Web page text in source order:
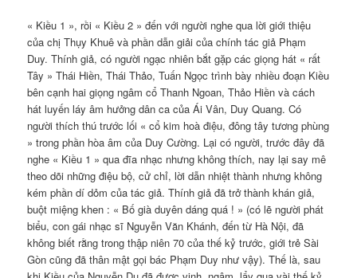
« Kiều 1 », rồi « Kiều 2 » đến với người nghe qua lời giới thiệu
của chị Thụy Khuê và phần dẫn giải của chính tác giả Phạm
Duy. Thính giả, có người ngạc nhiên bắt gặp các giọng hát « rất
Tây » Thái Hiền, Thái Thảo, Tuấn Ngọc trình bày nhiều đoạn Kiều
bên cạnh hai giọng ngâm cổ Thanh Ngoan, Thảo Hiền và cách
hát luyến láy âm hưởng dân ca của Ái Vân, Duy Quang. Có
người thích thú trước lối « cổ kim hoà điệu, đông tây tương phùng
» trong phần hòa âm của Duy Cường. Lại có người, trước đây đã
nghe « Kiều 1 » qua đĩa nhạc nhưng không thích, nay lại say mê
theo dõi những điệu bộ, cử chỉ, lời dẫn nhiệt thành nhưng không
kém phần dí dỏm của tác giả. Thính giả đã trở thành khán giả,
buột miệng khen : « Bố già duyên dáng quá ! » (có lẽ người phát
biểu, con gái nhạc sĩ Nguyễn Văn Khánh, đến từ Hà Nội, đã
không biết rằng trong thập niên 70 của thế kỷ trước, giới trẻ Sài
Gòn cũng đã thân mật gọi bác Phạm Duy như vậy). Thế là, sau